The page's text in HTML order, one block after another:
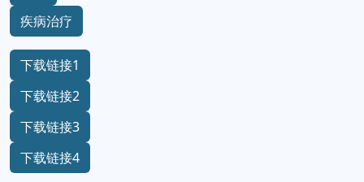
疾病治疗
下载链接1
下载链接2
下载链接3
下载链接4